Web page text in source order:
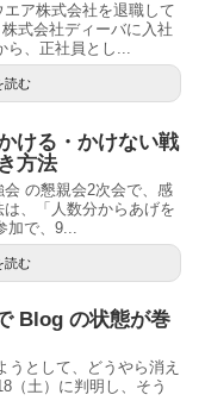
エア株式会社を退職して
式会社ディーバに入社
ら、正社員とし...
読む
ける・かけない戦
方法
の懇親会2次会で、感
、「人数分からあげを
加で、9...
読む
Blog の状態が巻
として、どうやら消え
（土）に判明し、そう